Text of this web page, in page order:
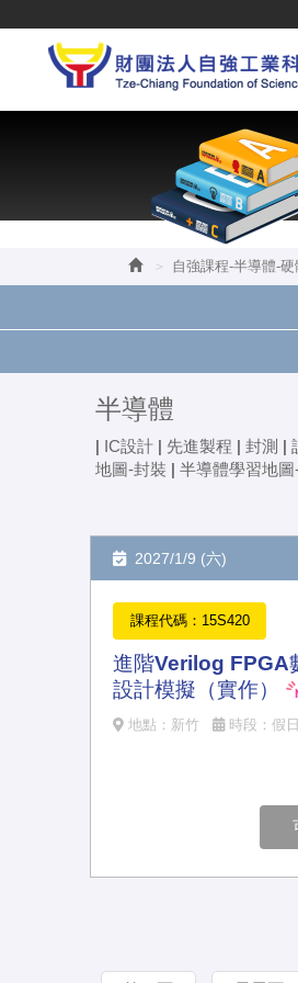
自強課程-半導體-
半導體
| IC設計 | 先進製程 | 封測 |
地圖-封裝 | 半導體學習地
2027/1/9 (六)
課程代碼：15S420
進階Verilog FPGA
設計模擬（實作）
地點：新竹 時段：假日